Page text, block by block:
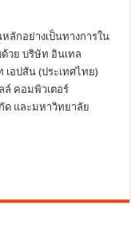
กอย่างเป็นทางการใน
ด้วย บริษัท อินเทล
อปสัน (ประเทศไทย)
ล์ คอมพิวเตอร์
ด และมหาวิทยาลัย